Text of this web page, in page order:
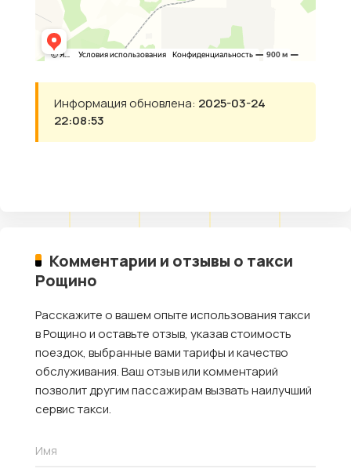
Информация обновлена: 2025-03-24
22:08:53
Комментарии и отзывы о такси
Рощино
Расскажите о вашем опыте использования такси
в Рощино и оставьте отзыв, указав стоимость
поездок, выбранные вами тарифы и качество
обслуживания. Ваш отзыв или комментарий
позволит другим пассажирам вызвать наилучший
сервис такси.